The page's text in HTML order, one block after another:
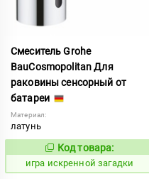
Смеситель Grohe
BauCosmopolitan Для
раковины сенсорный от
батареи
Материал:
латунь
Код:
551402
Код товара:
игра искренной загадки